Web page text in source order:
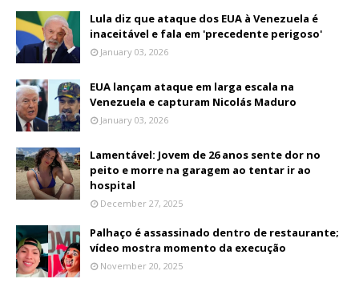
Lula diz que ataque dos EUA à Venezuela é
inaceitável e fala em 'precedente perigoso'
January 03, 2026
EUA lançam ataque em larga escala na
Venezuela e capturam Nicolás Maduro
January 03, 2026
Lamentável: Jovem de 26 anos sente dor no
peito e morre na garagem ao tentar ir ao
hospital
December 27, 2025
Palhaço é assassinado dentro de restaurante;
vídeo mostra momento da execução
November 20, 2025